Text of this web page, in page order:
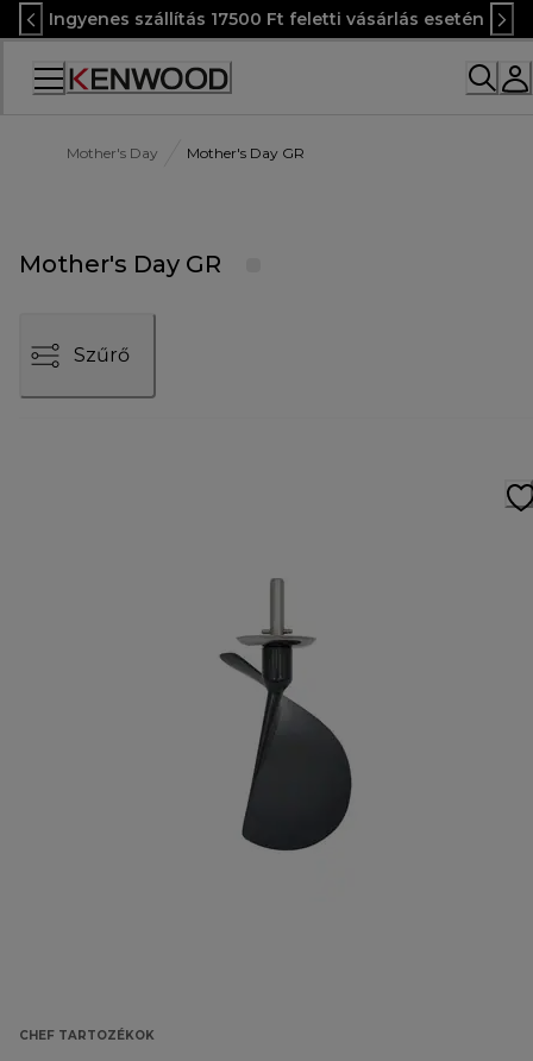
Skip
to
Content
Ingyenes szállítás 17500 Ft feletti vásárlás esetén
Accessibility
Mother's Day Mother's Day GR
Mother's Day GR
Szűrő
CHEF TARTOZÉKOK